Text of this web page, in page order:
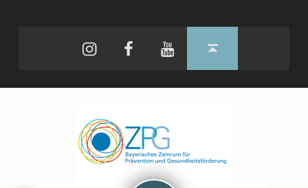
FacebookYouTubeBack to top ↑